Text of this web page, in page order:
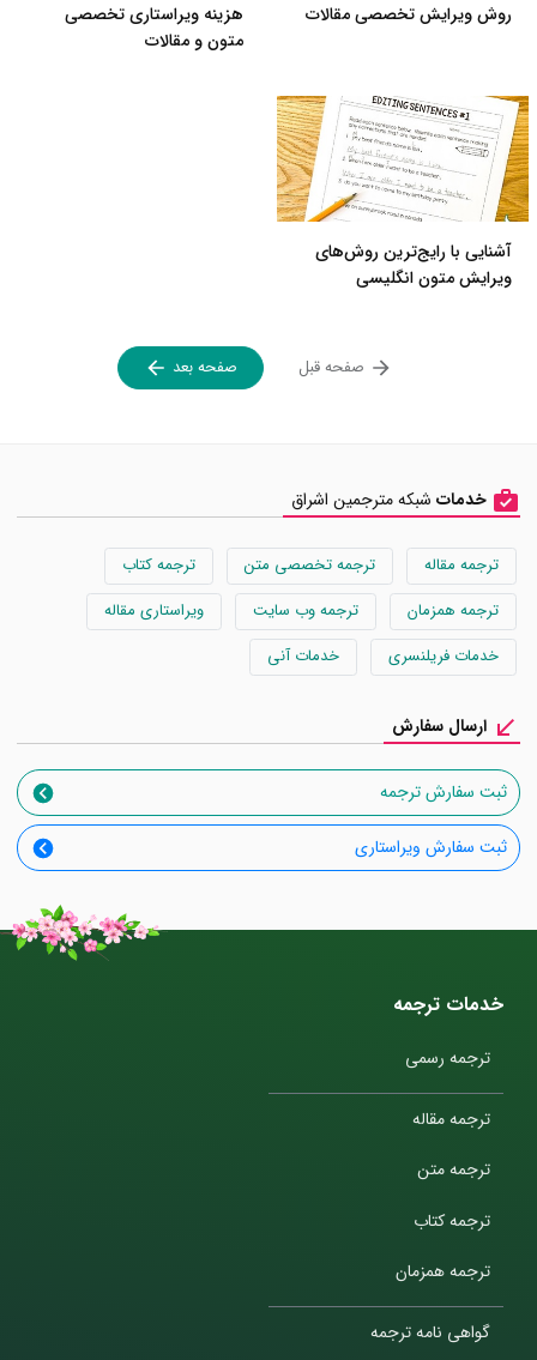
روش ویرایش تخصصی مقالات
هزینه ویراستاری تخصصی
متون و مقالات
آشنایی با رایج‌ترین روش‌های
ویرایش متون انگلیسی
صفحه قبل صفحه بعد
خدمات شبکه مترجمین اشراق
ترجمه مقاله ترجمه تخصصی متن
ترجمه کتاب
ترجمه همزمان
ترجمه وب سایت
ویراستاری مقاله
خدمات فریلنسری
خدمات آنی
ارسال سفارش
ثبت سفارش ترجمه
ثبت سفارش ویراستاری
خدمات ترجمه
ترجمه رسمی
ترجمه مقاله
ترجمه متن
ترجمه کتاب
ترجمه همزمان
گواهی نامه ترجمه